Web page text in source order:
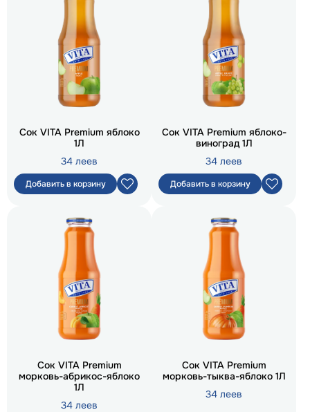
Сок VITA Premium яблоко
1Л
34 леев
Добавить в корзину
Сок VITA Premium яблоко-
виноград 1Л
34 леев
Добавить в корзину
Сок VITA Premium
морковь-абрикос-яблоко
1Л
34 леев
Сок VITA Premium
морковь-тыква-яблоко 1Л
34 леев